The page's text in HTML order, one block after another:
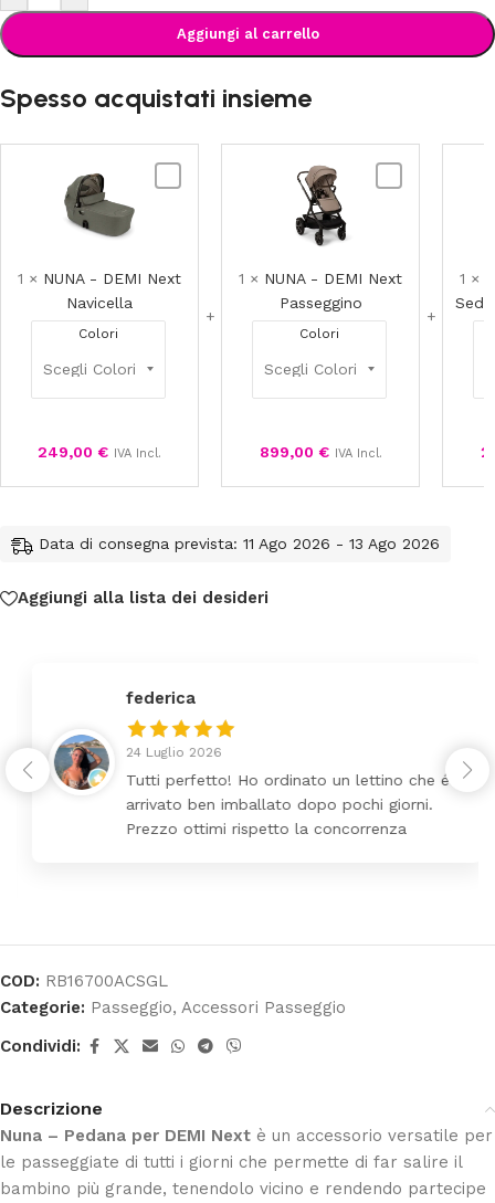
Aggiungi al carrello
Spesso acquistati insieme
Navicella
1 × NUNA - DEMI Next
Navicella
Colori
249,00 € IVA Incl.
Passeggino
1 × NUNA - DEMI Next
Passeggino
Colori
899,00 € IVA Incl.
1 ×
Data di consegna prevista: 11 Ago 2026 - 13 Ago 2026
Aggiungi alla lista dei desideri
federica
24 Luglio 2026
Tutti perfetto! Ho ordinato un lettino che é
arrivato ben imballato dopo pochi giorni.
Prezzo ottimi rispetto la concorrenza
COD: RB16700ACSGL
Categorie: Passeggio, Accessori Passeggio
Condividi:
Descrizione
Nuna – Pedana per DEMI Next è un accessorio versatile per
le passeggiate di tutti i giorni che permette di far salire il
bambino più grande, tenendolo vicino e rendendo partecipe